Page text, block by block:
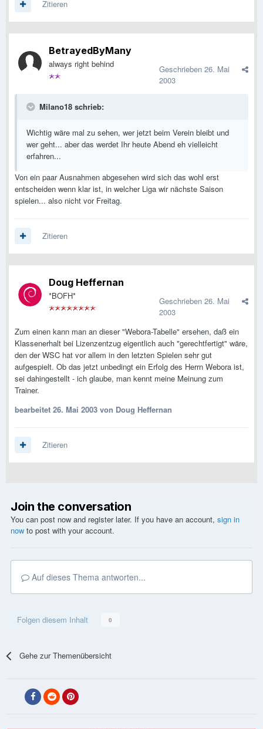
Zitieren
BetrayedByMany
always right behind Geschrieben 26. Mai
2003
Milano18 schrieb:
Wichtig wäre mal zu sehen, wer jetzt beim Verein bleibt und
wer geht... aber das werdet Ihr heute Abend eh vielleicht
erfahren...
Von ein paar Ausnahmen abgesehen wird sich das wohl erst
entscheiden wenn klar ist, in welcher Liga wir nächste Saison
spielen... also nicht vor Freitag.
Zitieren
Doug Heffernan
*BOFH* Geschrieben 26. Mai
2003
Zum einen kann man an dieser "Webora-Tabelle" ersehen, daß ein
Klassenerhalt bei Lizenzentzug eigentlich auch "gerechtfertigt" wäre,
den der WSC hat vor allem in den letzten Spielen sehr gut
aufgespielt. Ob das jetzt unbedingt ein Erfolg des Herrn Webora ist,
sei dahingestellt - ich glaube, man kennt meine Meinung zum
Trainer.
bearbeitet 26. Mai 2003 von Doug Heffernan
Zitieren
Join the conversation
You can post now and register later. If you have an account, sign in
now to post with your account.
Auf dieses Thema antworten...
Folgen diesem Inhalt 0
Gehe zur Themenübersicht